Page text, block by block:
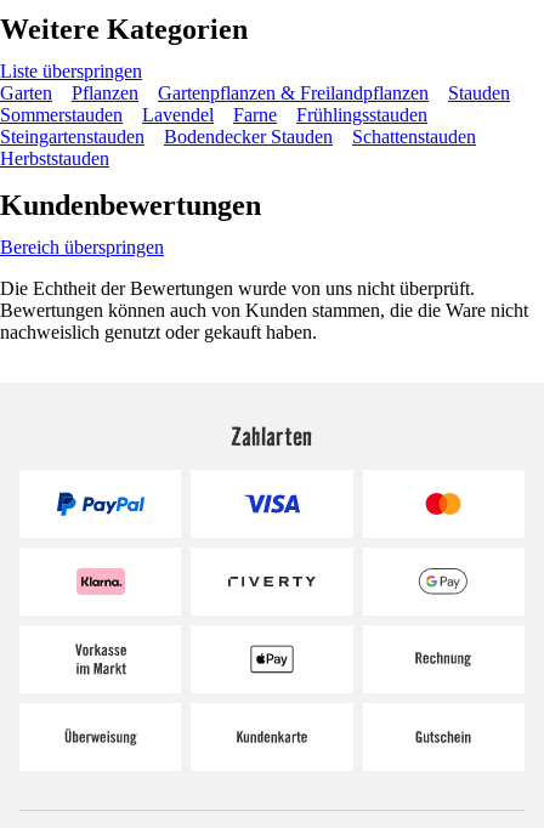
Weitere Kategorien
Liste überspringen
Garten
Pflanzen Gartenpflanzen & Freilandpflanzen
Stauden
Sommerstauden
Lavendel Farne
Frühlingsstauden
Steingartenstauden
Bodendecker Stauden
Schattenstauden
Herbststauden
Kundenbewertungen
Bereich überspringen
Die Echtheit der Bewertungen wurde von uns nicht überprüft.
Bewertungen können auch von Kunden stammen, die die Ware nicht
nachweislich genutzt oder gekauft haben.
Zahlarten